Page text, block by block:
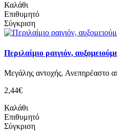
Καλάθι
Επιθυμητό
Σύγκριση
Περιλαίμιο ραιγιόν,
Mεγάλης αντοχής. Ανεπηρέαστο
2,44€
Καλάθι
Επιθυμητό
Σύγκριση